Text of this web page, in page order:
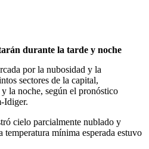
durante la tarde y noche
por la nubosidad y la
sectores de la capital,
la noche, según el pronóstico
Idiger.
cielo parcialmente nublado y
mínima esperada estuvo